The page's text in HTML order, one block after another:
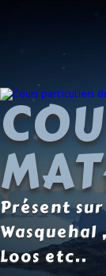
Présent
Loos etc..